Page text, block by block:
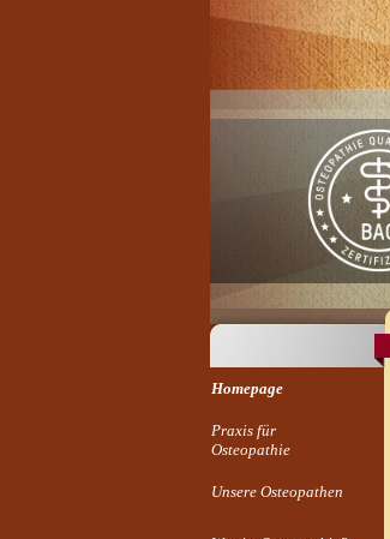
Homepage
Praxis für
Osteopathie
Unsere Osteopathen